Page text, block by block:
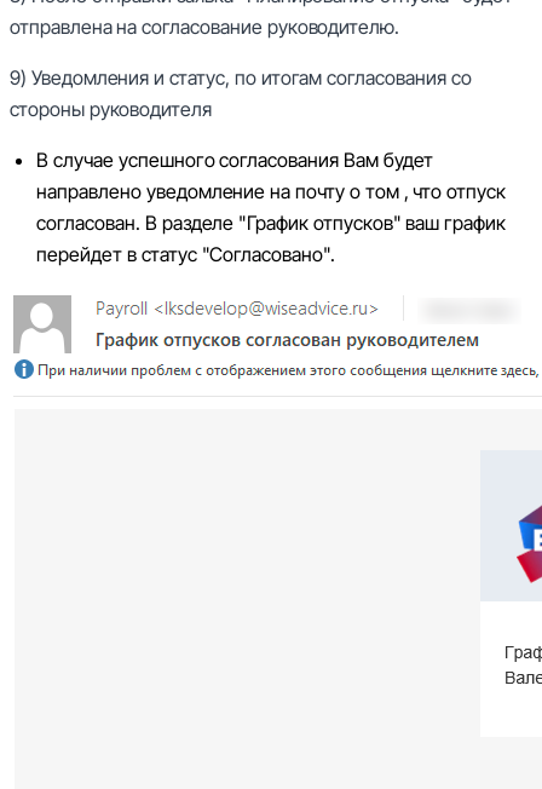
отправлена на согласование руководителю.
9) Уведомления и статус, по итогам согласования со
стороны руководителя
В случае успешного согласования Вам будет
направлено уведомление на почту о том , что отпуск
согласован. В разделе "График отпусков" ваш график
перейдет в статус "Согласовано".